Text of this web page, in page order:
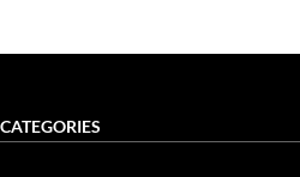
CATEGORIES